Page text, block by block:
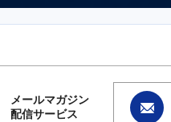
メールマガジン
配信サービス